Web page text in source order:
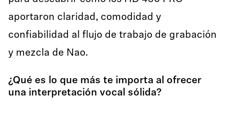
aportaron claridad, comodidad y
confiabilidad al flujo de trabajo de grabación
y mezcla de Nao.
¿Qué es lo que más te importa al ofrecer
una interpretación vocal sólida?